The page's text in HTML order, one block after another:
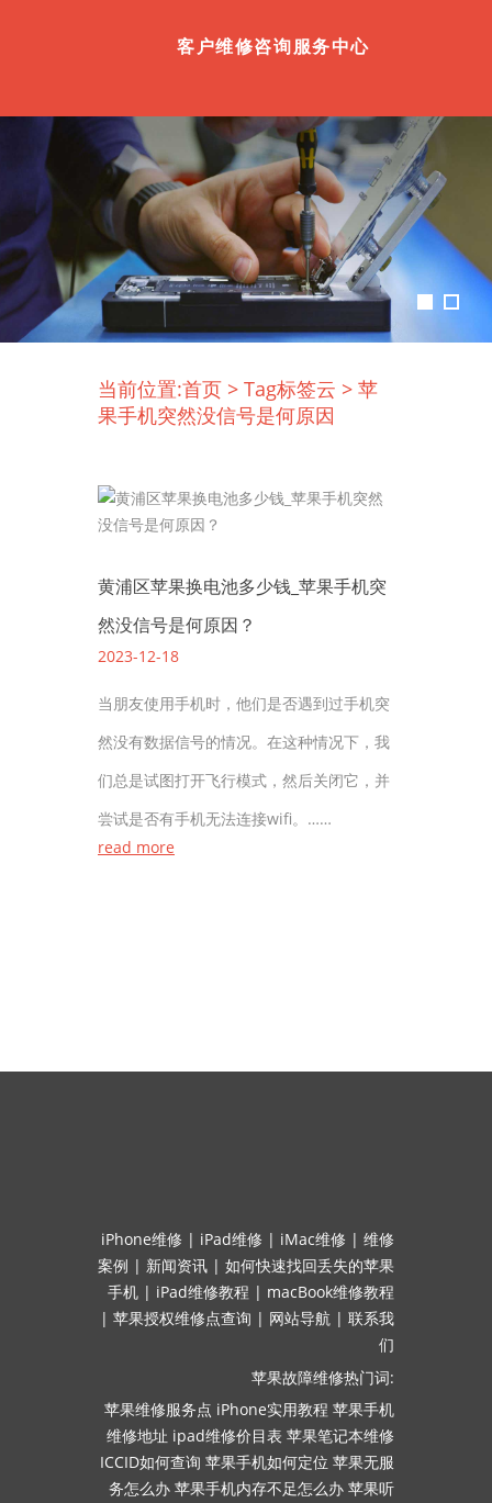
客户维修咨询服务中心
当前位置:首页 > Tag标签云 > 苹
果手机突然没信号是何原因
黄浦区苹果换电池多少钱_苹果手机突
然没信号是何原因？
2023-12-18
当朋友使用手机时，他们是否遇到过手机突
然没有数据信号的情况。在这种情况下，我
们总是试图打开飞行模式，然后关闭它，并
尝试是否有手机无法连接wifi。……
read more
iPhone维修 | iPad维修 | iMac维修 | 维修
案例 | 新闻资讯 | 如何快速找回丢失的苹果
手机 | iPad维修教程 | macBook维修教程
| 苹果授权维修点查询 | 网站导航 | 联系我
们
苹果故障维修热门词:
苹果维修服务点 iPhone实用教程 苹果手机
维修地址 ipad维修价目表 苹果笔记本维修
ICCID如何查询 苹果手机如何定位 苹果无服
务怎么办 苹果手机内存不足怎么办 苹果听